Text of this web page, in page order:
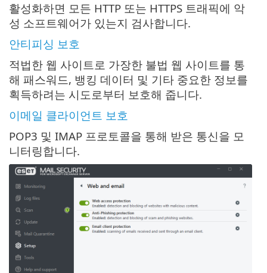
활성화하면 모든 HTTP 또는 HTTPS 트래픽에 악
성 소프트웨어가 있는지 검사합니다.
안티피싱 보호
적법한 웹 사이트로 가장한 불법 웹 사이트를 통
해 패스워드, 뱅킹 데이터 및 기타 중요한 정보를
획득하려는 시도로부터 보호해 줍니다.
이메일 클라이언트 보호
POP3 및 IMAP 프로토콜을 통해 받은 통신을 모
니터링합니다.